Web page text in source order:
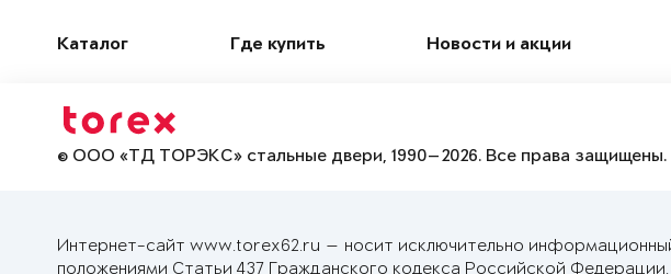
Каталог Где купить Новости и акции
© ООО «ТД ТОРЭКС» стальные двери, 1990—2026. Все права защищены.
Интернет-сайт www.torex62.ru — носит исключительно
положениями Статьи 437 Гражданского кодекса Российской